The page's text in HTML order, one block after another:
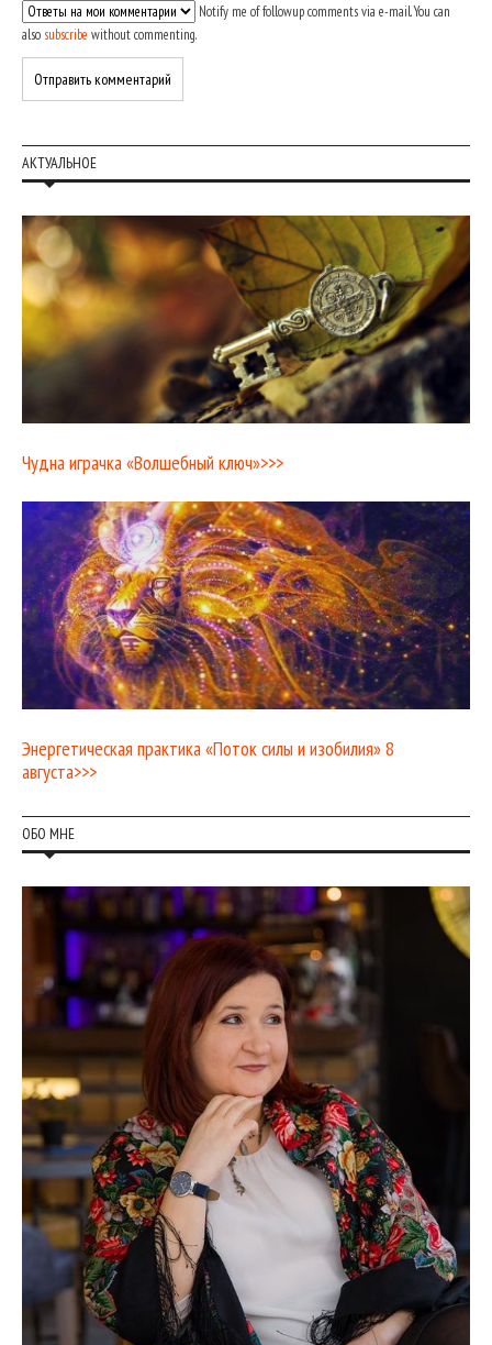
Notify me of followup comments via e-mail. You can
also subscribe without commenting.
АКТУАЛЬНОЕ
Чудна играчка «Волшебный ключ»>>>
Энергетическая практика «Поток силы и изобилия» 8
августа>>>
ОБО МНЕ